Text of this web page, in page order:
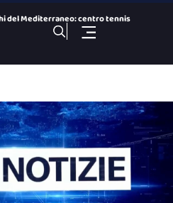
del Mediterraneo: centro tennis
spegnimento dell’area a ca
ma Uil Fp chiede un confron
DEL 5 Agosto 2026. SS Taranto primo
alla Rovescia, puntata del 5
5 Agosto 2026. ex Ilva incontro
4 Agosto 2026. ex Ilva incontro
in fiamme